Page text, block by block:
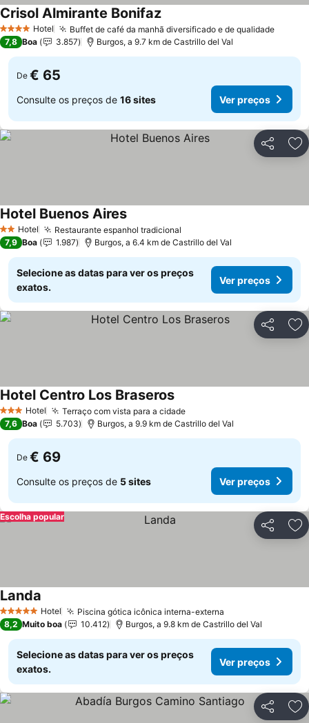
4 EstrelasHotel Buffet de café da manhã diversificado e de qualidade
Crisol Almirante Bonifaz
7,8 Boa 3.857 Burgos, a 9.7 km de Castrillo del Val
De € 65
Consulte os preços de 16 sites Ver preços
Partilhar
2 Estrelas
Hotel Restaurante espanhol tradicional
Hotel Buenos Aires
7,9 Boa 1.987 Burgos, a 6.4 km de Castrillo del Val
Selecione as datas para ver os preços
exatos.
Ver preços
Partilhar
3 EstrelasHotel Terraço com vista para a cidade
Hotel Centro Los Braseros
7,6 Boa 5.703 Burgos, a 9.9 km de Castrillo del Val
De € 69
Consulte os preços de 5 sites Ver preços
Partilhar
Escolha popular
5 Estrelas Hotel Piscina gótica icônica interna-externa
Landa
8,2 Muito boa 10.412 Burgos, a 9.8 km de Castrillo del Val
Selecione as datas para ver os preços
exatos.
Ver preços
Partilhar